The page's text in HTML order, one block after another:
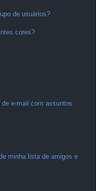
de usuários?
cores?
e-mail com assuntos
minha lista de amigos e